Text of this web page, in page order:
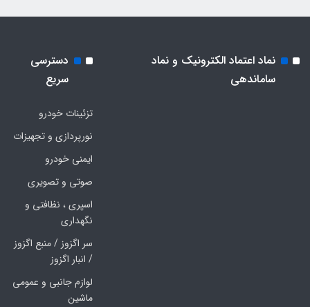
نماد اعتماد الکترونیک و نماد
ساماندهی
دسترسی
سریع
تزئینات خودرو
نورپردازی و تجهیزات
ایمنی خودرو
صوتی و تصویری
اسپری ، نظافتی و
نگهداری
سر اگزوز / منبع اگزوز
/ انبار اگزوز
لوازم جانبی و عمومی
ماشین